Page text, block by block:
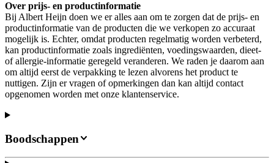
Over prijs- en productinformatie
Bij Albert Heijn doen we er alles aan om te zorgen dat de prijs- en
productinformatie van de producten die we verkopen zo accuraat
mogelijk is. Echter, omdat producten regelmatig worden verbeterd,
kan productinformatie zoals ingrediënten, voedingswaarden, dieet-
of allergie-informatie geregeld veranderen. We raden je daarom aan
om altijd eerst de verpakking te lezen alvorens het product te
nuttigen. Zijn er vragen of opmerkingen dan kan altijd contact
opgenomen worden met onze klantenservice.
Boodschappen